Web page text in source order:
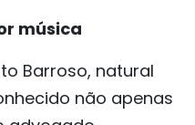
música
Barroso, natural
não apenas